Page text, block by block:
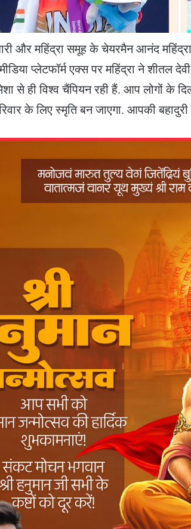
और महिंद्रा समूह के चेयरमैन आनंद
प्लेटफॉर्म एक्स पर महिंद्रा ने शीतल
से ही विश्व चैंपियन रही हैं. आप लोगों के
के लिए स्मृति बन जाएगा. आपकी